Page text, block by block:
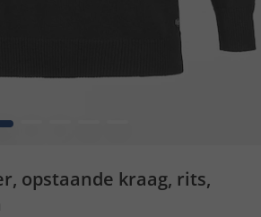
opstaande kraag, rits,